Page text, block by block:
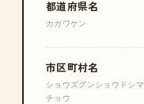
都道府県名
カガワケン
市区町村名
ショウズグンショウドシマ
チョウ